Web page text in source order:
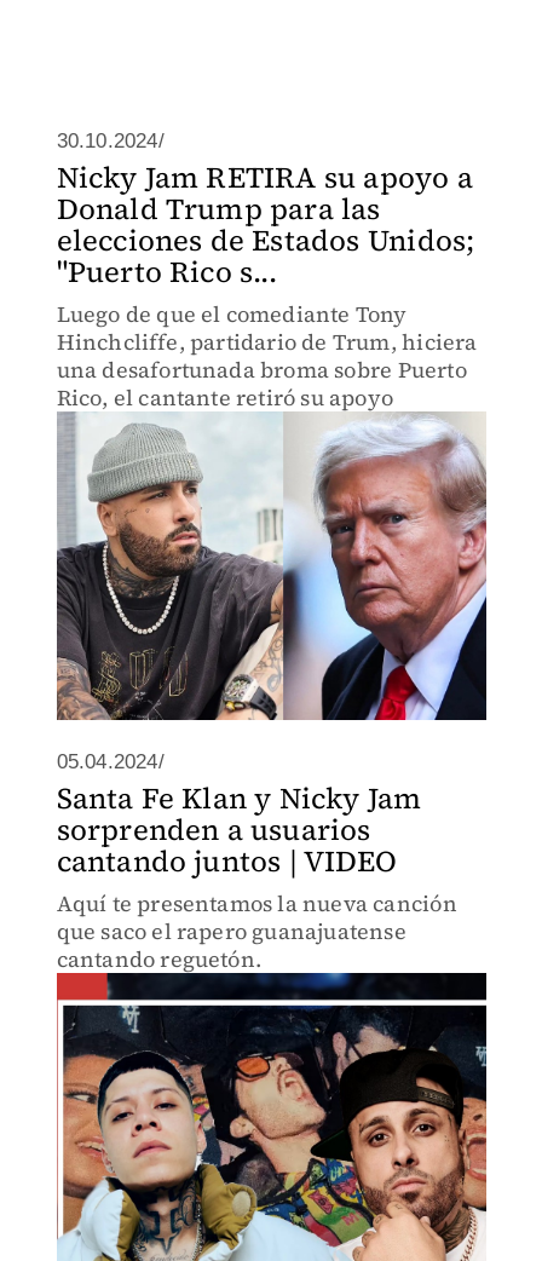
30.10.2024/
Nicky Jam RETIRA su apoyo a
Donald Trump para las
elecciones de Estados Unidos;
"Puerto Rico s...
Luego de que el comediante Tony
Hinchcliffe, partidario de Trum, hiciera
una desafortunada broma sobre Puerto
Rico, el cantante retiró su apoyo
05.04.2024/
Santa Fe Klan y Nicky Jam
sorprenden a usuarios
cantando juntos | VIDEO
Aquí te presentamos la nueva canción
que saco el rapero guanajuatense
cantando reguetón.